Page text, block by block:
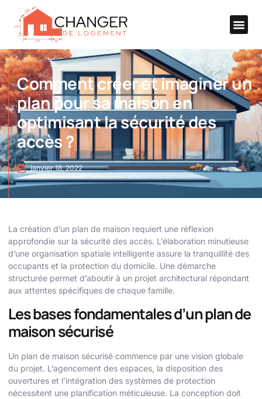
Comment créer et imaginer un
plan pour sa maison en
optimisant la sécurité des
accès ?
janvier 18, 2022
La création d’un plan de maison requiert une réflexion
approfondie sur la sécurité des accès. L’élaboration minutieuse
d’une organisation spatiale intelligente assure la tranquillité des
occupants et la protection du domicile. Une démarche
structurée permet d’aboutir à un projet architectural répondant
aux attentes spécifiques de chaque famille.
Les bases fondamentales d’un plan de
maison sécurisé
Un plan de maison sécurisé commence par une vision globale
du projet. L’agencement des espaces, la disposition des
ouvertures et l’intégration des systèmes de protection
nécessitent une planification méticuleuse. La conception doit